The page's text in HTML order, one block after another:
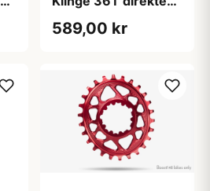
SRAM GXP Rød
589,00 kr